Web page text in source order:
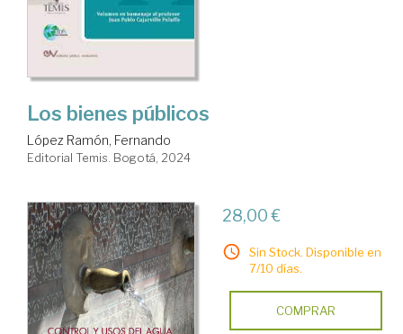
Los bienes públicos
López Ramón, Fernando
Editorial Temis. Bogotá, 2024
28,00 €
Sin Stock. Disponible en
7/10 días.
COMPRAR